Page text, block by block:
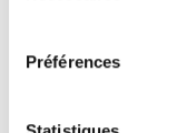
Préférences